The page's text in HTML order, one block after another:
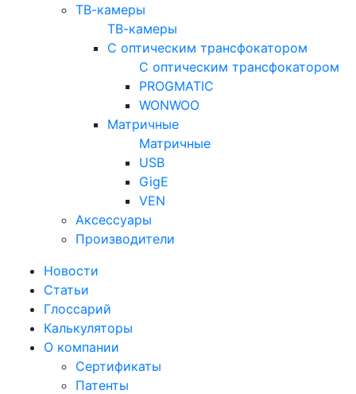
ТВ-камеры
ТВ-камеры
С оптическим трансфокатором
С оптическим трансфокатором
PROGMATIC
WONWOO
Матричные
Матричные
USB
GigE
VEN
Аксессуары
Производители
Новости
Статьи
Глоссарий
Калькуляторы
О компании
Сертификаты
Патенты